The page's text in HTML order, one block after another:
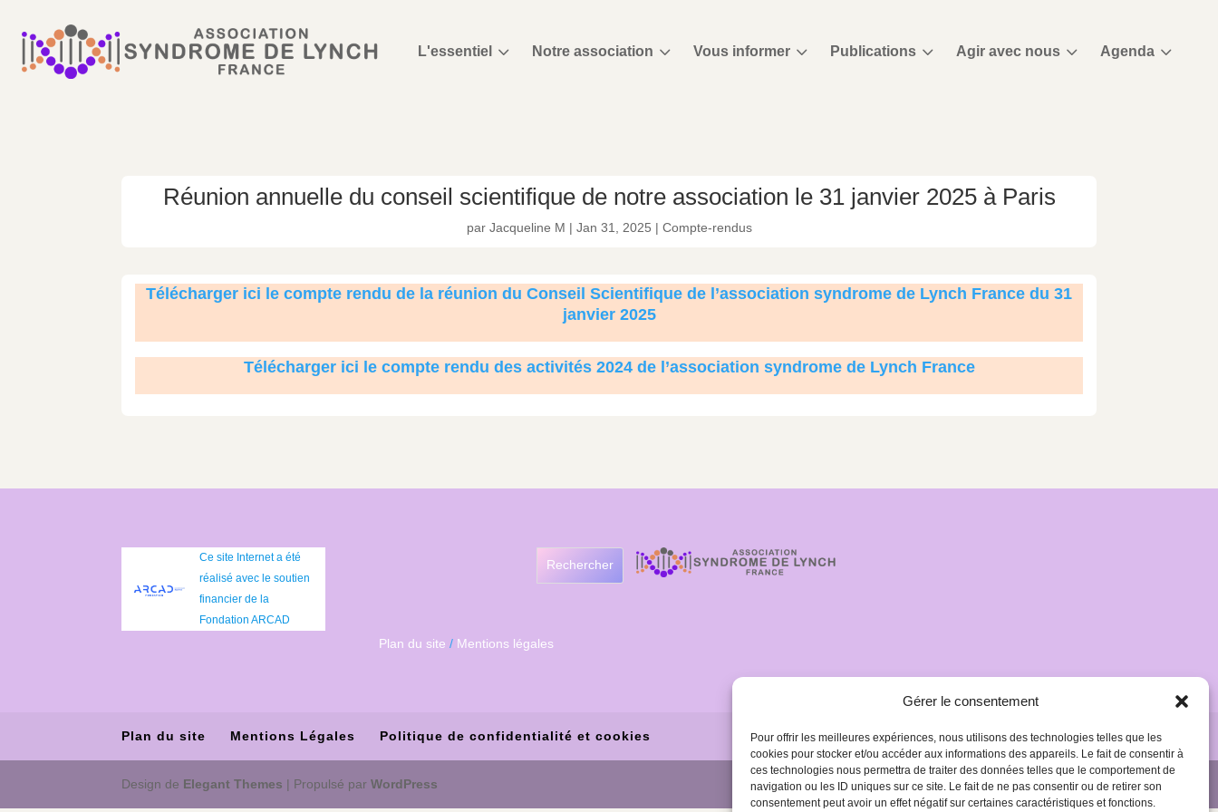
Gérer le consentement
Pour offrir les meilleures expériences, nous utilisons des technologies telles que les
cookies pour stocker et/ou accéder aux informations des appareils. Le fait de consentir à
ces technologies nous permettra de traiter des données telles que le comportement de
navigation ou les ID uniques sur ce site. Le fait de ne pas consentir ou de retirer son
consentement peut avoir un effet négatif sur certaines caractéristiques et fonctions.
L'essentiel 3 Notre association 3 Vous informer 3 Publications 3 Agir avec nous 3 Agenda 3
Réunion annuelle du conseil scientifique de notre association le 31 janvier 2025 à Paris
par Jacqueline M | Jan 31, 2025 | Compte-rendus
Télécharger ici le compte rendu de la réunion du Conseil Scientifique de l’association syndrome de Lynch France du 31
janvier 2025
Télécharger ici le compte rendu des activités 2024 de l’association syndrome de Lynch France
Ce site Internet a été
réalisé avec le soutien
financier de la
Fondation ARCAD
Rechercher
Plan du site / Mentions légales
Plan du site Mentions Légales Politique de confidentialité et cookies
Design de Elegant Themes | Propulsé parWordPress